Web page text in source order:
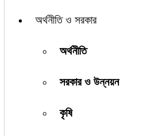
অর্থনীতি ও সরকার
অর্থনীতি
সরকার ও উন্নয়ন
কৃষি